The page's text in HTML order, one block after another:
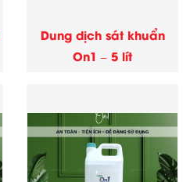
Dung dịch sát khuẩn
On1 – 5 lít